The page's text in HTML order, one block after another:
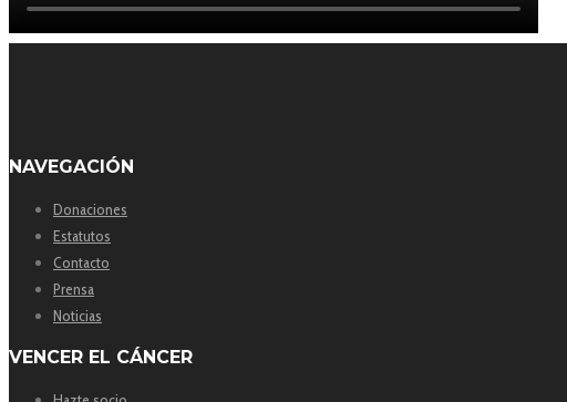
NAVEGACIÓN
Donaciones
Estatutos
Contacto
Prensa
Noticias
VENCER EL CÁNCER